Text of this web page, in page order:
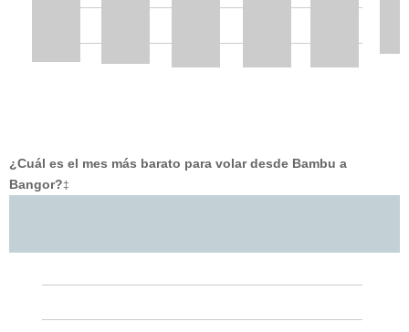
¿Cuál es el mes más barato para volar desde Bambu a
Bangor?‡